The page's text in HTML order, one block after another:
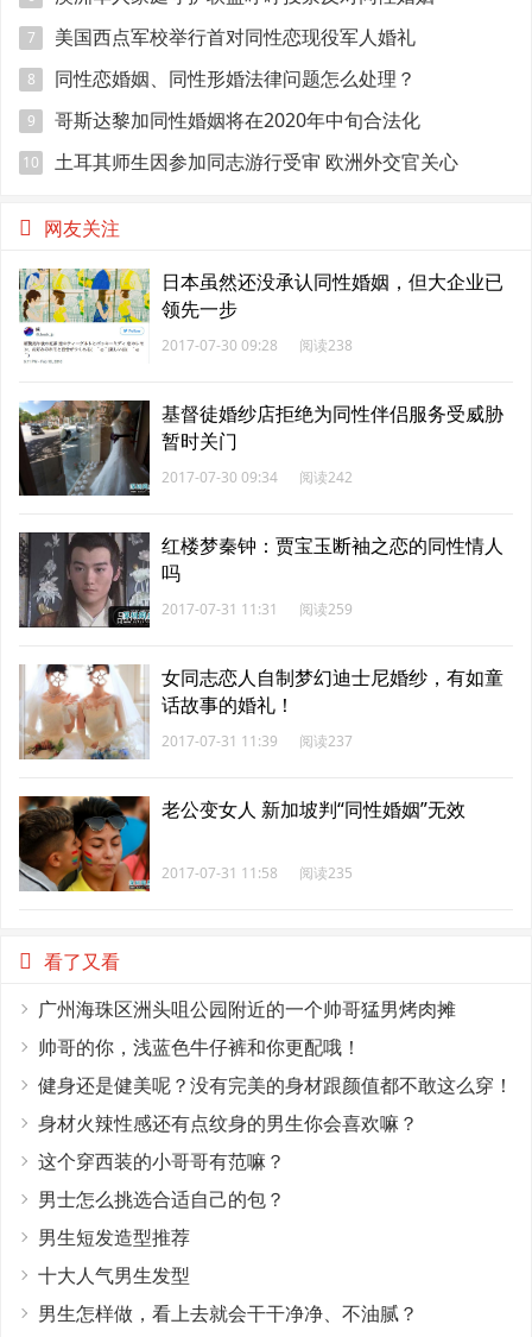
7 美国西点军校举行首对同性恋现役军人婚礼
8 同性恋婚姻、同性形婚法律问题怎么处理？
9 哥斯达黎加同性婚姻将在2020年中旬合法化
10 土耳其师生因参加同志游行受审 欧洲外交官关心
网友关注
日本虽然还没承认同性婚姻，但大企业已
领先一步
2017-07-30 09:28 阅读238
基督徒婚纱店拒绝为同性伴侣服务受威胁
暂时关门
2017-07-30 09:34 阅读242
红楼梦秦钟：贾宝玉断袖之恋的同性情人
吗
2017-07-31 11:31 阅读259
女同志恋人自制梦幻迪士尼婚纱，有如童
话故事的婚礼！
2017-07-31 11:39 阅读237
老公变女人 新加坡判“同性婚姻”无效
2017-07-31 11:58 阅读235
看了又看
广州海珠区洲头咀公园附近的一个帅哥猛男烤肉摊
帅哥的你，浅蓝色牛仔裤和你更配哦！
健身还是健美呢？没有完美的身材跟颜值都不敢这么穿！
身材火辣性感还有点纹身的男生你会喜欢嘛？
这个穿西装的小哥哥有范嘛？
男士怎么挑选合适自己的包？
男生短发造型推荐
十大人气男生发型
男生怎样做，看上去就会干干净净、不油腻？